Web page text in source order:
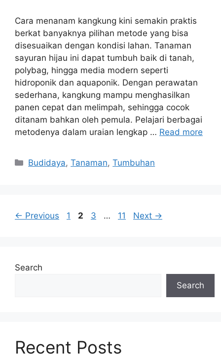
Cara menanam kangkung kini semakin praktis
berkat banyaknya pilihan metode yang bisa
disesuaikan dengan kondisi lahan. Tanaman
sayuran hijau ini dapat tumbuh baik di tanah,
polybag, hingga media modern seperti
hidroponik dan aquaponik. Dengan perawatan
sederhana, kangkung mampu menghasilkan
panen cepat dan melimpah, sehingga cocok
ditanam bahkan oleh pemula. Pelajari berbagai
metodenya dalam uraian lengkap … Read more
Categories
Budidaya,Tanaman,Tumbuhan
← Previous Page
1 Page
2 Page
3 … Page
11 Next →
Search
Search
Recent Posts